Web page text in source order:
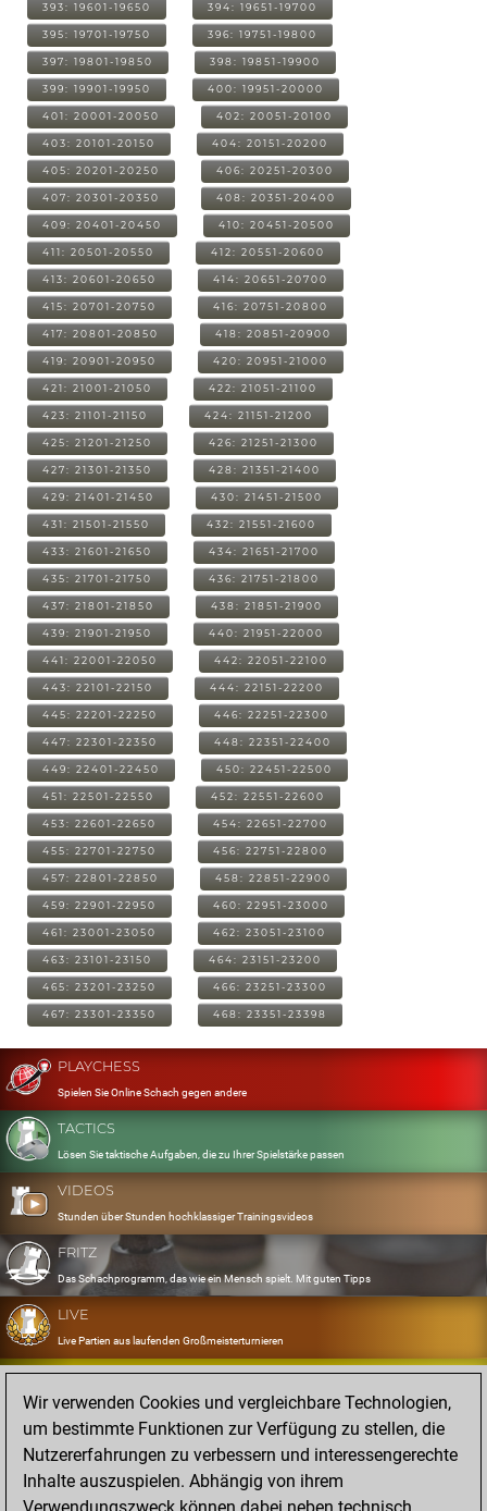
393: 19601-19650 394: 19651-19700
395: 19701-19750 396: 19751-19800
397: 19801-19850 398: 19851-19900
399: 19901-19950 400: 19951-20000
401: 20001-20050 402: 20051-20100
403: 20101-20150 404: 20151-20200
405: 20201-20250 406: 20251-20300
407: 20301-20350 408: 20351-20400
409: 20401-20450 410: 20451-20500
411: 20501-20550 412: 20551-20600
413: 20601-20650 414: 20651-20700
415: 20701-20750 416: 20751-20800
417: 20801-20850 418: 20851-20900
419: 20901-20950 420: 20951-21000
421: 21001-21050 422: 21051-21100
423: 21101-21150 424: 21151-21200
425: 21201-21250 426: 21251-21300
427: 21301-21350 428: 21351-21400
429: 21401-21450 430: 21451-21500
431: 21501-21550 432: 21551-21600
433: 21601-21650 434: 21651-21700
435: 21701-21750 436: 21751-21800
437: 21801-21850 438: 21851-21900
439: 21901-21950 440: 21951-22000
441: 22001-22050 442: 22051-22100
443: 22101-22150 444: 22151-22200
445: 22201-22250 446: 22251-22300
447: 22301-22350 448: 22351-22400
449: 22401-22450 450: 22451-22500
451: 22501-22550 452: 22551-22600
453: 22601-22650 454: 22651-22700
455: 22701-22750 456: 22751-22800
457: 22801-22850 458: 22851-22900
459: 22901-22950 460: 22951-23000
461: 23001-23050 462: 23051-23100
463: 23101-23150 464: 23151-23200
465: 23201-23250 466: 23251-23300
467: 23301-23350 468: 23351-23398
PLAYCHESS
Spielen Sie Online Schach gegen andere
TACTICS
Lösen Sie taktische Aufgaben, die zu Ihrer Spielstärke passen
VIDEOS
Stunden über Stunden hochklassiger Trainingsvideos
FRITZ
Das Schachprogramm, das wie ein Mensch spielt. Mit guten Tipps
LIVE
Live Partien aus laufenden Großmeisterturnieren
OPENINGS
Erfassen und Üben Sie Ihr Eröffnungsrepertoire
DATABASE
Acht Millionen starke Partien
MYGAMES
Wir verwenden Cookies und vergleichbare Technologien,
um bestimmte Funktionen zur Verfügung zu stellen, die
Nutzererfahrungen zu verbessern und interessengerechte
Inhalte auszuspielen. Abhängig von ihrem